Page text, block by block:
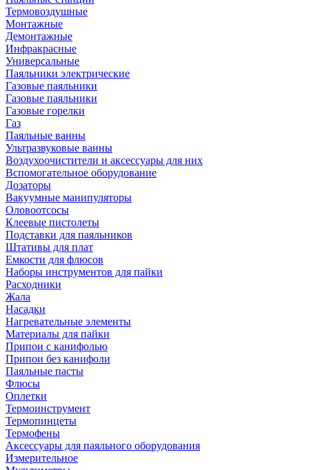
Термовоздушные
Монтажные
Демонтажные
Инфракрасные
Универсальные
Паяльники электрические
Газовые паяльники
Газовые паяльники
Газовые горелки
Газ
Паяльные ванны
Ультразвуковые ванны
Воздухоочистители и аксессуары для них
Вспомогательное оборудование
Дозаторы
Вакуумные манипуляторы
Оловоотсосы
Клеевые пистолеты
Подставки для паяльников
Штативы для плат
Емкости для флюсов
Наборы инструментов для пайки
Расходники
Жала
Насадки
Нагревательные элементы
Материалы для пайки
Припои с канифолью
Припои без канифоли
Паяльные пасты
Флюсы
Оплетки
Термоинструмент
Термопинцеты
Термофены
Аксессуары для паяльного оборудования
Измерительное